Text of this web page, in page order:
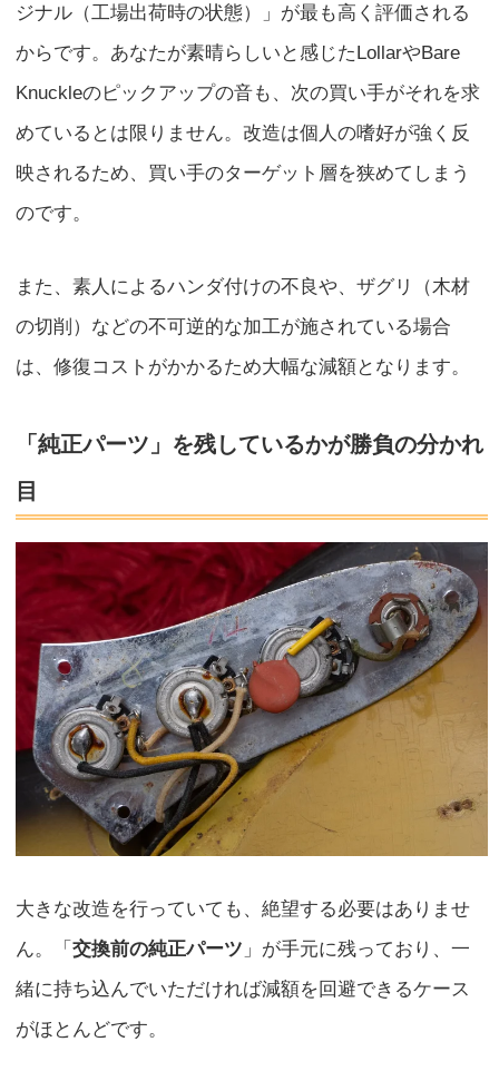
ジナル（工場出荷時の状態）」が最も高く評価される
からです。あなたが素晴らしいと感じたLollarやBare
Knuckleのピックアップの音も、次の買い手がそれを求
めているとは限りません。改造は個人の嗜好が強く反
映されるため、買い手のターゲット層を狭めてしまう
のです。
また、素人によるハンダ付けの不良や、ザグリ（木材
の切削）などの不可逆的な加工が施されている場合
は、修復コストがかかるため大幅な減額となります。
「純正パーツ」を残しているかが勝負の分かれ
目
大きな改造を行っていても、絶望する必要はありませ
ん。「交換前の純正パーツ 」が手元に残っており、一
緒に持ち込んでいただければ減額を回避できるケース
がほとんどです。